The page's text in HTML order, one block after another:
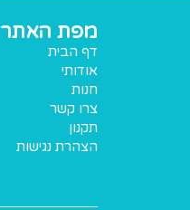
מפת האתר
דף הבית
אודותי
חנות
צרו קשר
תקנון
הצהרת נגישות